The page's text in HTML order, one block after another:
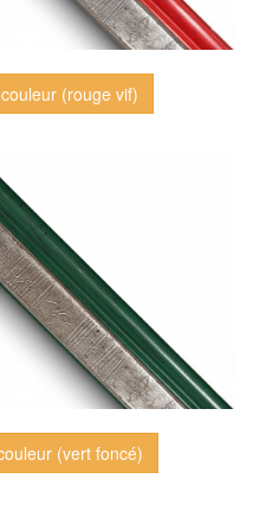
(rouge vif)
(vert foncé)